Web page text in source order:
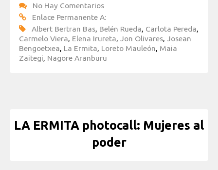
No Hay Comentarios
Enlace Permanente A:
Albert Bertran Bas, Belén Rueda, Carlota Pereda,
Carmelo Viera, Elena Irureta, Jon Olivares, Josean
Bengoetxea, La Ermita, Loreto Mauleón, Maia
Zaitegi, Nagore Aranburu
LA ERMITA photocall: Mujeres al
poder